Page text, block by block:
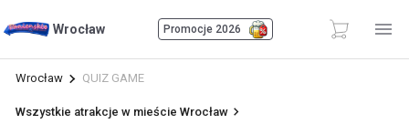
Wrocław Promocje 2026
Wrocław QUIZ GAME
Wszystkie atrakcje w mieście Wrocław